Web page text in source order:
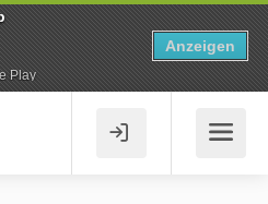
Play
Anzeigen